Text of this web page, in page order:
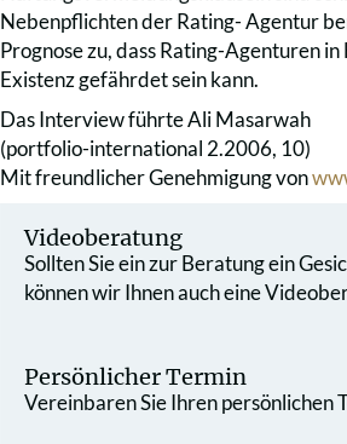
Nebenpflichten der Rating- Agentur
Prognose zu, dass Rating-Agenturen
Existenz gefährdet sein kann.
Das Interview führte Ali Masarwah
(portfolio-international 2.2006, 10)
Mit freundlicher Genehmigung von
Videoberatung
Sollten Sie ein zur Beratung ein
können wir Ihnen auch eine
Persönlicher Termin
Vereinbaren Sie Ihren persönlichen